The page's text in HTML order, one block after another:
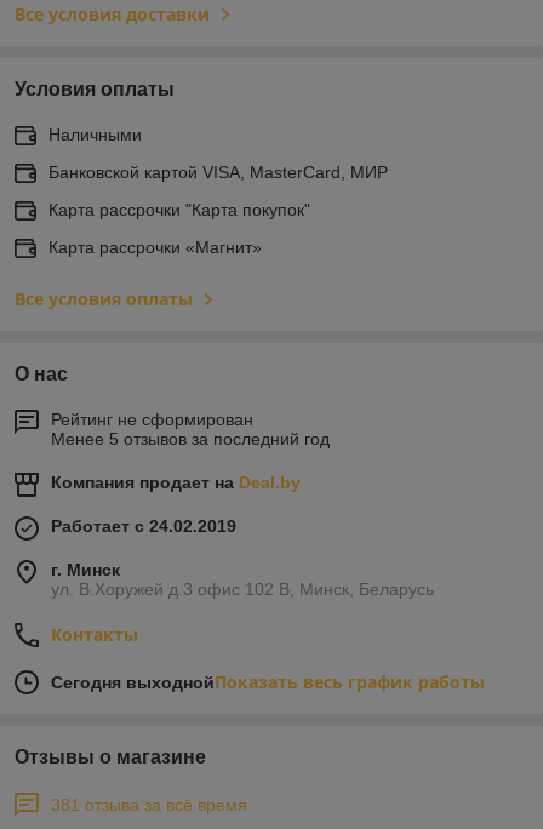
Все условия доставки
Условия оплаты
Наличными
Банковской картой VISA, MasterCard, МИР
Карта рассрочки "Карта покупок"
Карта рассрочки «Магнит»
Все условия оплаты
О нас
Рейтинг не сформирован
Менее 5 отзывов за последний год
Компания продает на Deal.by
Работает с 24.02.2019
г. Минск
ул. В.Хоружей д.3 офис 102 В, Минск, Беларусь
Контакты
Сегодня выходнойПоказать весь график работы
Отзывы о магазине
381 отзыва за всё время